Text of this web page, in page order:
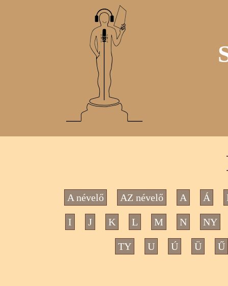
A névelő AZ névelő A Á
I J K L M N NY
TY U Ú Ü Ű